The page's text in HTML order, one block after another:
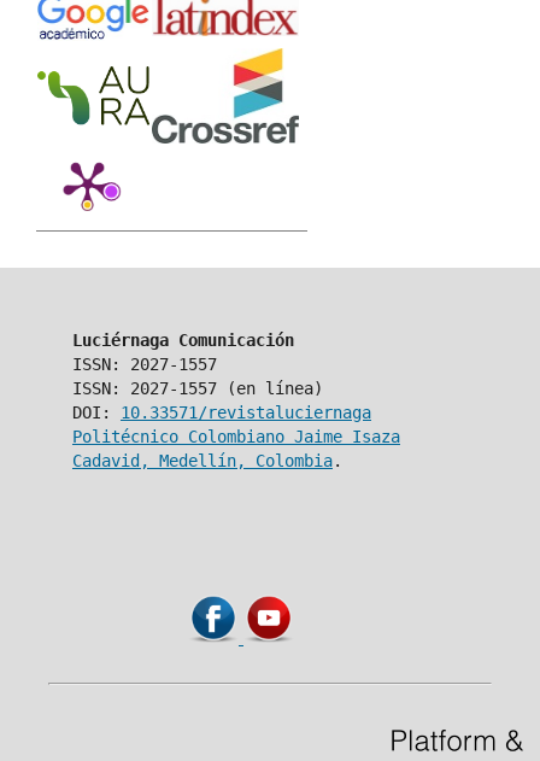
Luciérnaga Comunicación
ISSN: 2027-1557
ISSN: 2027-1557 (en línea)
DOI: 10.33571/revistaluciernaga
Politécnico Colombiano Jaime Isaza
Cadavid, Medellín, Colombia.